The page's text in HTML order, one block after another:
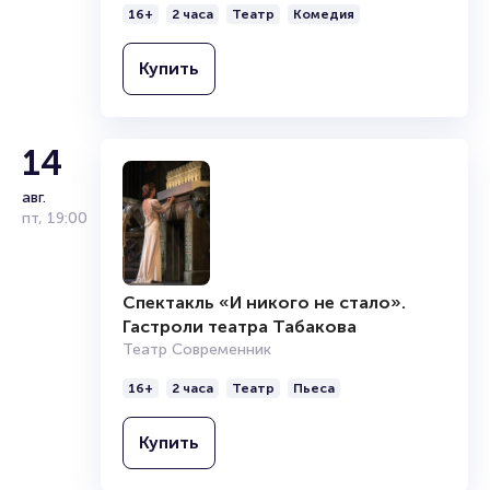
Организаторам16+ 2 часа Театр Комедия
Купить
14
авг.
пт, 19:00
Спектакль «И никого не стало».
Гастроли театра Табакова
Театр Современник
16+ 2 часа Театр Пьеса
Купить